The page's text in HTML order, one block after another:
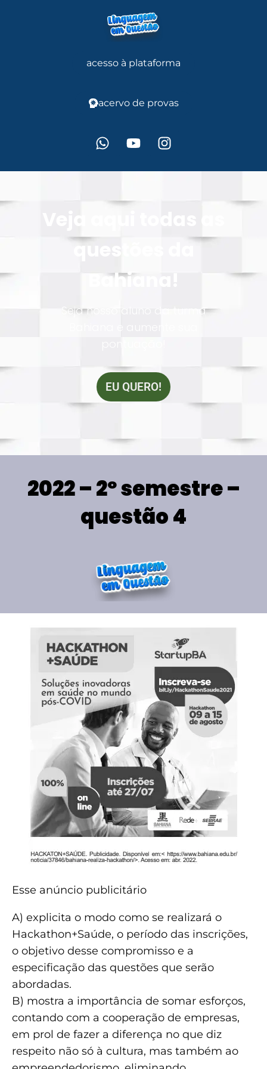
acesso à plataforma
acervo de provas
questões da
Bahiana!
Seja nosso aluno da turma
EU QUERO!
2022 – 2º semestre –
questão 4
Esse anúncio publicitário
A) explicita o modo como se realizará o
Hackathon+Saúde, o período das inscrições,
o objetivo desse compromisso e a
especificação das questões que serão
abordadas.
B) mostra a importância de somar esforços,
contando com a cooperação de empresas,
em prol de fazer a diferença no que diz
respeito não só à cultura, mas também ao